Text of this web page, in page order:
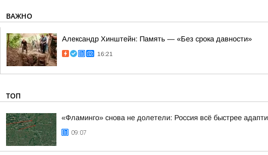
ВАЖНО
Александр Хинштейн: Память — «Без срока давности»
16:21
ТОП
«Фламинго» снова не долетели: Россия всё быстрее
09:07